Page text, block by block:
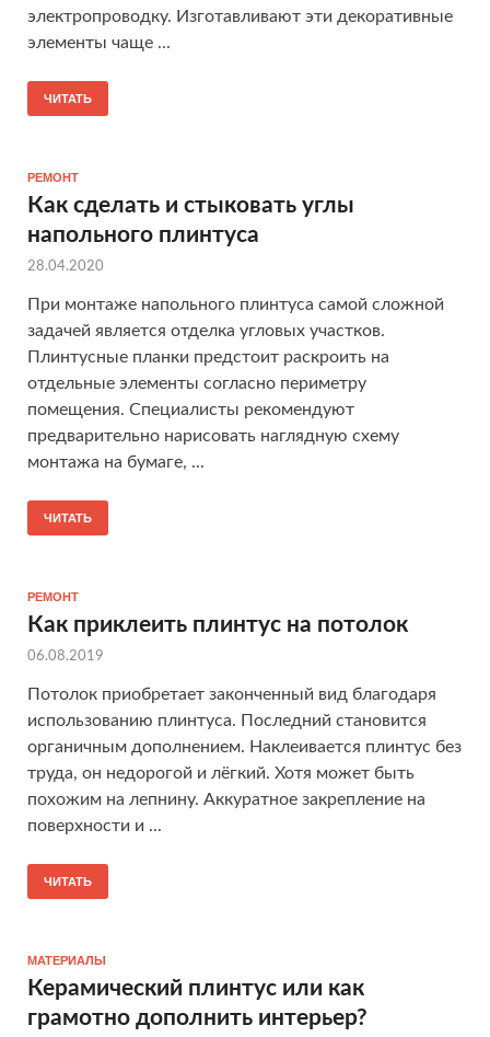
электропроводку. Изготавливают эти декоративные
элементы чаще ...
ЧИТАТЬ
РЕМОНТ
Как сделать и стыковать углы
напольного плинтуса
28.04.2020
При монтаже напольного плинтуса самой сложной
задачей является отделка угловых участков.
Плинтусные планки предстоит раскроить на
отдельные элементы согласно периметру
помещения. Специалисты рекомендуют
предварительно нарисовать наглядную схему
монтажа на бумаге, ...
ЧИТАТЬ
РЕМОНТ
Как приклеить плинтус на потолок
06.08.2019
Потолок приобретает законченный вид благодаря
использованию плинтуса. Последний становится
органичным дополнением. Наклеивается плинтус без
труда, он недорогой и лёгкий. Хотя может быть
похожим на лепнину. Аккуратное закрепление на
поверхности и ...
ЧИТАТЬ
МАТЕРИАЛЫ
Керамический плинтус или как
грамотно дополнить интерьер?